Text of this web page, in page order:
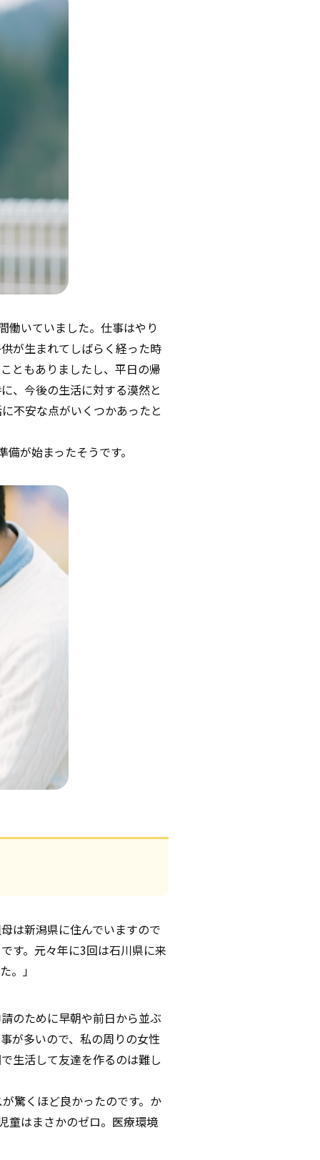
働いていました。仕事はやり
が生まれてしばらく経った時
ともありましたし、平日の帰
、今後の生活に対する漠然と
不安な点がいくつかあったと
が始まったそうです。
は新潟県に住んでいますので
す。元々年に3回は石川県に来
。」
のために早朝や前日から並ぶ
が多いので、私の周りの女性
生活して友達を作るのは難し
驚くほど良かったのです。か
童はまさかのゼロ。医療環境